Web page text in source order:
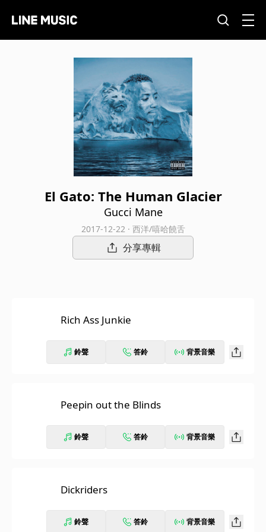
El Gato: The Human Glacier
Gucci Mane
2017-12-22 · 西洋/嘻哈饒舌
分享專輯
Rich Ass Junkie
鈴聲 答鈴 背景音樂
Peepin out the Blinds
鈴聲 答鈴 背景音樂
Dickriders
鈴聲 答鈴 背景音樂